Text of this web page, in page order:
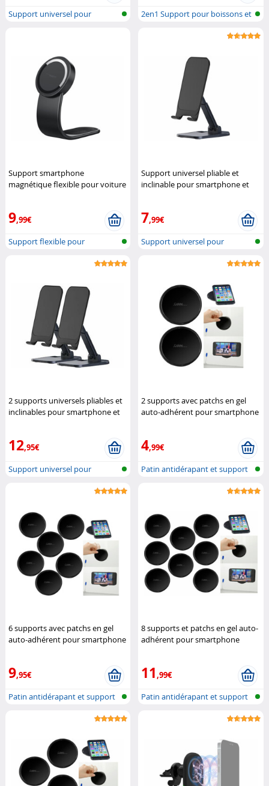
Support universel pour
2en1 Support pour boissons et
Support smartphone
magnétique flexible pour voiture
9,99€
Support flexible pour
Support universel pliable et
inclinable pour smartphone et
7,99€
Support universel pour
2 supports universels pliables et
inclinables pour smartphone et
12,95€
Support universel pour
2 supports avec patchs en gel
auto-adhérent pour smartphone
4,99€
Patin antidérapant et support
6 supports avec patchs en gel
auto-adhérent pour smartphone
9,95€
Patin antidérapant et support
8 supports et patchs en gel auto-
adhérent pour smartphone
11,99€
Patin antidérapant et support